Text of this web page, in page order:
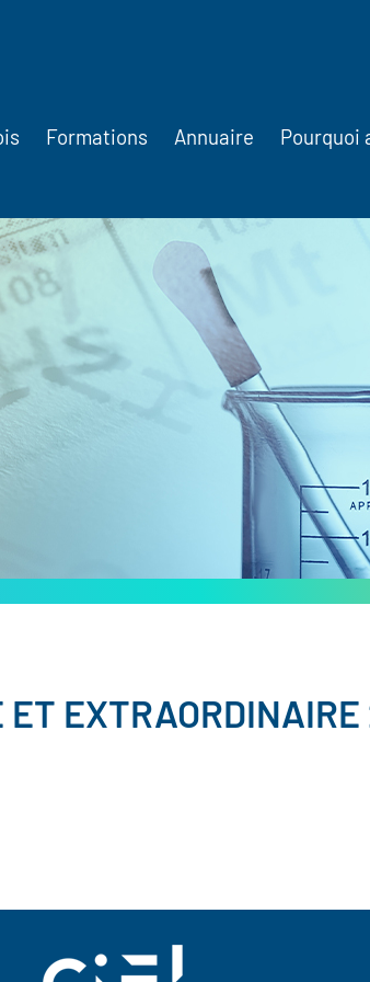
Formations Annuaire Pourquoi
ET